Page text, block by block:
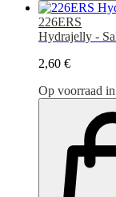
226ERS
Hydrajelly -
2,60 €
Op voorraad